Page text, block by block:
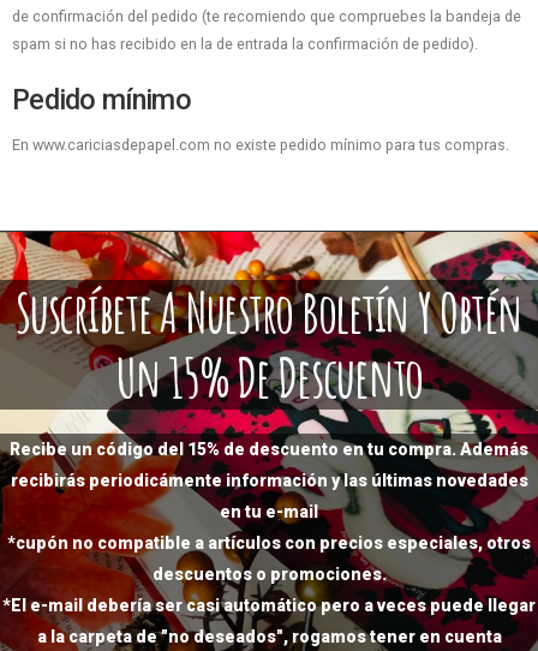
de confirmación del pedido (te recomiendo que compruebes la bandeja de
spam si no has recibido en la de entrada la confirmación de pedido).
Pedido mínimo
En www.cariciasdepapel.com no existe pedido mínimo para tus compras.
Suscríbete A Nuestro Boletín Y Obtén
Un 15% De Descuento
Recibe un código del 15% de descuento en tu compra. Además
recibirás periodicámente información y las últimas novedades
en tu e-mail
*cupón no compatible a artículos con precios especiales, otros
descuentos o promociones.
*El e-mail debería ser casi automático pero a veces puede llegar
a la carpeta de "no deseados", rogamos tener en cuenta